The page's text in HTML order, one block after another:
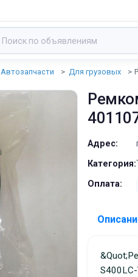
Автозапчасти Для грузовых
Адрес:
Категория:
Оплата:
&quot;Ремкомплект г/ц рукояти Doosan S290LL, S300LL,